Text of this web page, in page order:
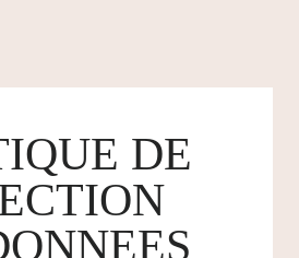
DE